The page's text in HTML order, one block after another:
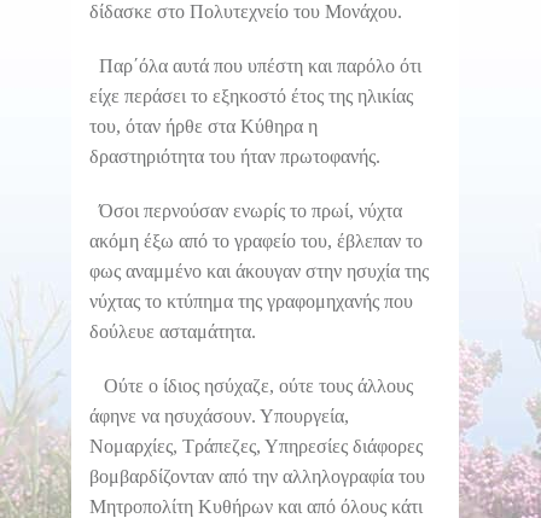
δίδασκε στο Πολυτεχνείο του Μονάχου.
Παρ΄όλα αυτά που υπέστη και παρόλο ότι
είχε περάσει το εξηκοστό έτος της ηλικίας
του, όταν ήρθε στα Κύθηρα η
δραστηριότητα του ήταν πρωτοφανής.
Όσοι περνούσαν ενωρίς το πρωί, νύχτα
ακόμη έξω από το γραφείο του, έβλεπαν το
φως αναμμένο και άκουγαν στην ησυχία της
νύχτας το κτύπημα της γραφομηχανής που
δούλευε ασταμάτητα.
Ούτε ο ίδιος ησύχαζε, ούτε τους άλλους
άφηνε να ησυχάσουν. Υπουργεία,
Νομαρχίες, Τράπεζες, Υπηρεσίες διάφορες
βομβαρδίζονταν από την αλληλογραφία του
Μητροπολίτη Κυθήρων και από όλους κάτι